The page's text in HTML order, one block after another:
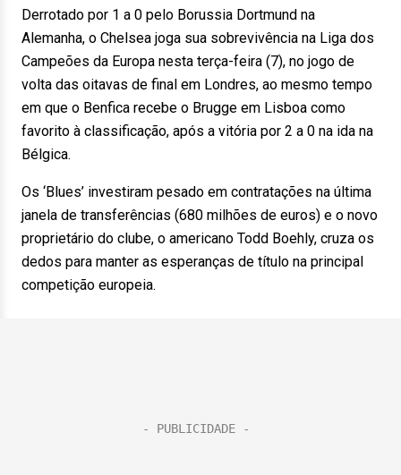
Derrotado por 1 a 0 pelo Borussia Dortmund na
Alemanha, o Chelsea joga sua sobrevivência na Liga dos
Campeões da Europa nesta terça-feira (7), no jogo de
volta das oitavas de final em Londres, ao mesmo tempo
em que o Benfica recebe o Brugge em Lisboa como
favorito à classificação, após a vitória por 2 a 0 na ida na
Bélgica.
Os ‘Blues’ investiram pesado em contratações na última
janela de transferências (680 milhões de euros) e o novo
proprietário do clube, o americano Todd Boehly, cruza os
dedos para manter as esperanças de título na principal
competição europeia.